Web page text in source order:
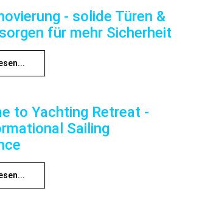
- solide Türen &
für mehr Sicherheit
to Yachting Retreat -
Sailing